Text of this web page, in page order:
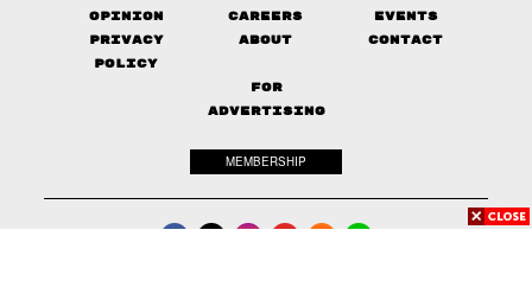
Opinion
Careers
Events
Privacy
Policy
About Contact
FOR
ADVERTISING
MEMBERSHIP